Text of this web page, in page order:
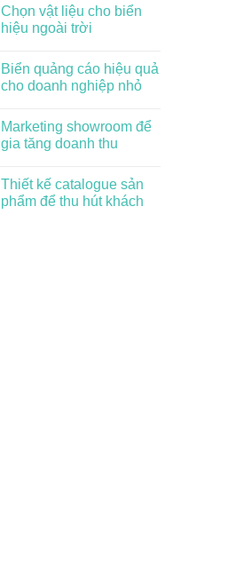
Chọn vật liệu cho biển
hiệu ngoài trời
Biển quảng cáo hiệu quả
cho doanh nghiệp nhỏ
Marketing showroom để
gia tăng doanh thu
Thiết kế catalogue sản
phẩm để thu hút khách